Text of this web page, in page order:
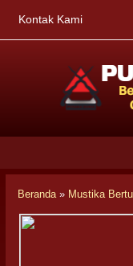
Kontak Kami
Beranda» Mustika